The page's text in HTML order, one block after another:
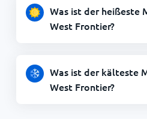
Was ist der heißeste
West Frontier?
Was ist der kälteste
West Frontier?